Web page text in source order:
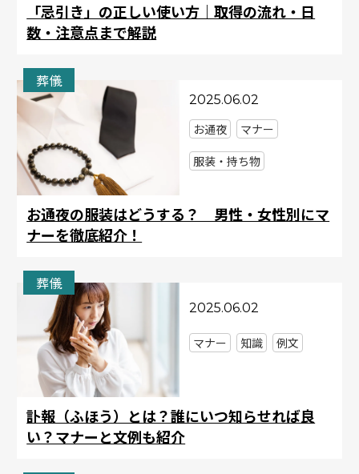
「忌引き」の正しい使い方｜取得の流れ・日
数・注意点まで解説
葬儀
2025.06.02
お通夜の服装はどうする？ 男性・女性別にマ
ナーを徹底紹介！
お通夜
マナー
服装・持ち物
葬儀
2025.06.02
訃報（ふほう）とは？誰にいつ知らせれば良
い？マナーと文例も紹介
マナー 知識 例文